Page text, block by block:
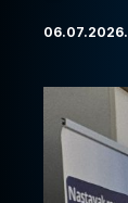
06.07.2026.